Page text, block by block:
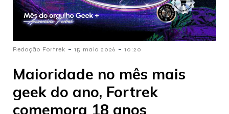
Redação Fortrek - 15 maio 2026 - 10:20
Maioridade no mês mais
geek do ano, Fortrek
comemora 18 anos